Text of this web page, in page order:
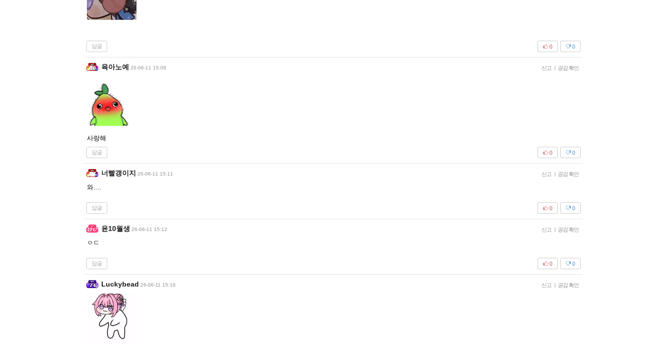
답글 0
0
육아노예 26-06-11 15:09 신고 | 공감 확인
사랑해
답글 0
0
너빨갱이지 26-06-11 15:11 신고 | 공감 확인
와....
답글 0
0
윤10월생 26-06-11 15:12 신고 | 공감 확인
ㅇㄷ
답글 0
0
Luckybead 26-06-11 15:16 신고 | 공감 확인